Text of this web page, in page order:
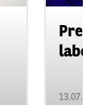
13.07.2026